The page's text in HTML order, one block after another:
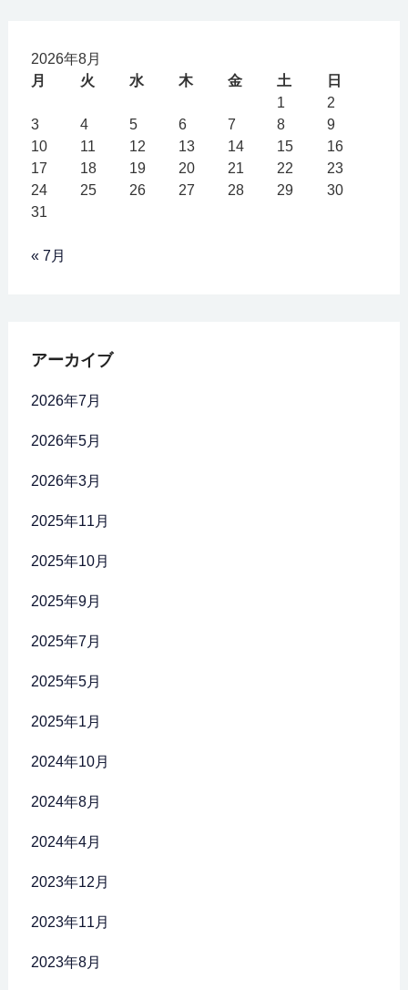
2026年8月
月
火 水 木 金 土
日
1
2
3
4 5 6 7 8
9
10
11 12 13 14 15
16
17
18 19 20 21 22
23
24
25 26 27 28 29
30
31
« 7月
アーカイブ
2026年7月
2026年5月
2026年3月
2025年11月
2025年10月
2025年9月
2025年7月
2025年5月
2025年1月
2024年10月
2024年8月
2024年4月
2023年12月
2023年11月
2023年8月